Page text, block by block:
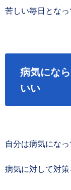
苦しい毎日となっ
病気にな
いい
自分は病気にな
病気に対して対策